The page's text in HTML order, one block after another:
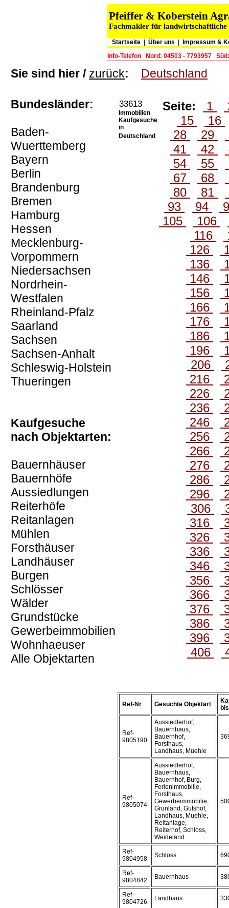
Pfeiffer & Koberstein
Fachmakler für landwirtschaftliche
Startseite Über uns
Impressum &
Info-Telefon
Nord: 04503 - 7793957
Sie sind hier / zurück: Deutschland
Bundesländer:
Baden-
Wuerttemberg
Bayern
Berlin
Brandenburg
Bremen
Hamburg
Hessen
Mecklenburg-
Vorpommern
Niedersachsen
Nordrhein-
Westfalen
Rheinland-Pfalz
Saarland
Sachsen
Sachsen-Anhalt
Schleswig-Holstein
Thueringen
Kaufgesuche
nach Objektarten:
Bauernhäuser
Bauernhöfe
Aussiedlungen
Reiterhöfe
Reitanlagen
Mühlen
Forsthäuser
Landhäuser
Burgen
Schlösser
Wälder
Grundstücke
Gewerbeimmobilien
Wohnhaeuser
Alle Objektarten
33613
Immobilien
Kaufgesuche
in
Deutschland
Seite: 1
15
16
28
29
41
42
54
55
67
68
80
81
93
94
105
106
116
126
136
146
156
166
176
186
196
206
216
226
236
246
256
266
276
286
296
306
316
326
336
346
356
366
376
386
396
406
Ref-Nr Gesuchte Objektart
Ref-
9805190
Aussiedlerhof,
Bauernhaus,
Bauernhof,
Forsthaus,
Landhaus, Muehle
Ref-
9805074
Aussiedlerhof,
Bauernhaus,
Bauernhof, Burg,
Ferienimmobilie,
Forsthaus,
Gewerbeimmobilie,
Grünland, Gutshof,
Landhaus, Muehle,
Reitanlage,
Reiterhof, Schloss,
Weideland
Ref-
9804958
Schloss
Ref-
9804842
Bauernhaus
Ref-
9804726
Landhaus